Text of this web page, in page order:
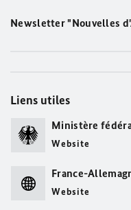
Newsletter "Nouvelles
Liens utiles
Ministère
Website
France-
Website